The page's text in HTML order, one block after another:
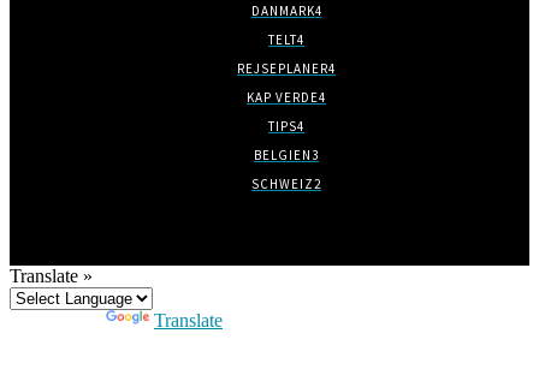
DANMARK4
TELT4
REJSEPLANER4
KAP VERDE4
TIPS4
BELGIEN3
SCHWEIZ2
Translate »
Translate